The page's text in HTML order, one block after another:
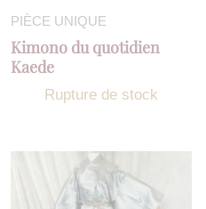
PIÈCE UNIQUE
Kimono du quotidien
Kaede
Rupture de stock